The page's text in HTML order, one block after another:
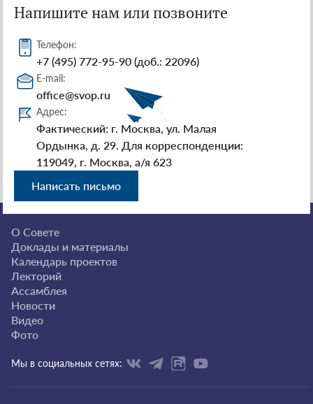
Напишите нам или позвоните
Телефон:
+7 (495) 772-95-90 (доб.: 22096)
E-mail:
office@svop.ru
Адрес:
Фактический: г. Москва, ул. Малая
Ордынка, д. 29. Для корреспонденции:
119049, г. Москва, а/я 623
Написать письмо
О Совете
Доклады и материалы
Календарь проектов
Лекторий
Ассамблея
Новости
Видео
Фото
Мы в социальных сетях: